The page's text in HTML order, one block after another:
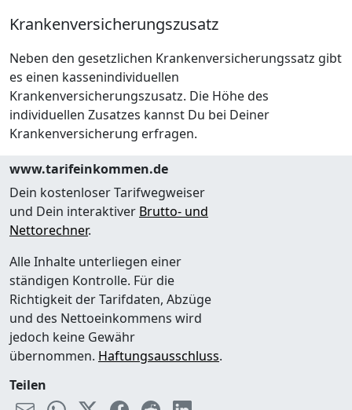
Krankenversicherungszusatz
Neben den gesetzlichen Krankenversicherungssatz gibt
es einen kassenindividuellen
Krankenversicherungszusatz. Die Höhe des
individuellen Zusatzes kannst Du bei Deiner
Krankenversicherung erfragen.
www.tarifeinkommen.de
Dein kostenloser Tarifwegweiser
und Dein interaktiver Brutto- und
Nettorechner.
Alle Inhalte unterliegen einer
ständigen Kontrolle. Für die
Richtigkeit der Tarifdaten, Abzüge
und des Nettoeinkommens wird
jedoch keine Gewähr
übernommen. Haftungsausschluss.
Teilen